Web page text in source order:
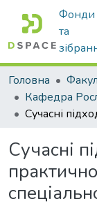
Фонди
та
Головна
Сучасні